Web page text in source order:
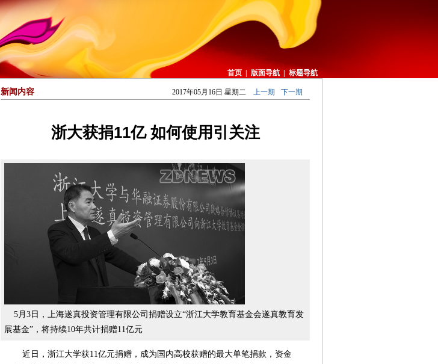
首页 版面导航 标题导航
新闻内容 2017年05月16日 星期二 上一期 下一期
浙大获捐11亿 如何使用引关注
5月3日，上海遂真投资管理有限公司捐赠设立“浙江大学教育基金会遂真教育发
展基金”，将持续10年共计捐赠11亿元
近日，浙江大学获11亿元捐赠，成为国内高校获赠的最大单笔捐款，资金